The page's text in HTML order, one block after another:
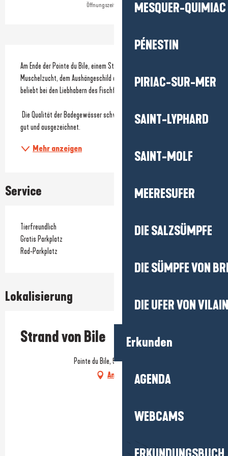
MESQUER-QUIMIAC
PÉNESTIN
PIRIAC-SUR-MER
SAINT-LYPHARD
SAINT-MOLF
MEERESUFER
DIE SALZSÜMPFE
DIE SÜMPFE VON
DIE UFER VON
Erkunden
AGENDA
WEBCAMS
Öffnungszeiten ansehen
Beschreibung
Am Ende der Pointe du Bile, einem Strand in der Nähe einer Hochburg der
Muschelzucht, dem Aushängeschild des Badeortes Pénestin, und sehr
beliebt bei den Liebhabern des Fischfangs zu Fuß.
gut und ausgezeichnet.
Mehr anzeigen
Service
Tierfreundlich
Gratis Parkplatz
Rad-Parkplatz
Lokalisierung
Strand von Bile
Pointe du Bile, 56760 Pénestin
Anfahrt